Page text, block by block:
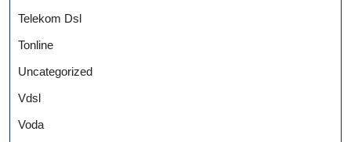
Telekom Dsl
Tonline
Uncategorized
Vdsl
Voda